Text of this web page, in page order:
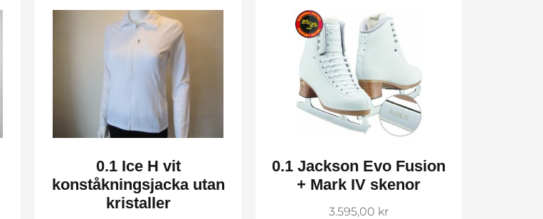
0.1 Ice H vit
konståkningsjacka utan
kristaller
0.1 Jackson Evo Fusion
+ Mark IV skenor
3.595,00 kr